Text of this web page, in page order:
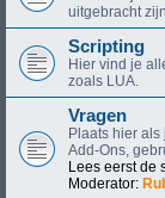
uitgebracht
Scripting
Hier vind je
zoals LUA.
Vragen
Plaats hier
Add-Ons,
Lees eerst de
Moderator: